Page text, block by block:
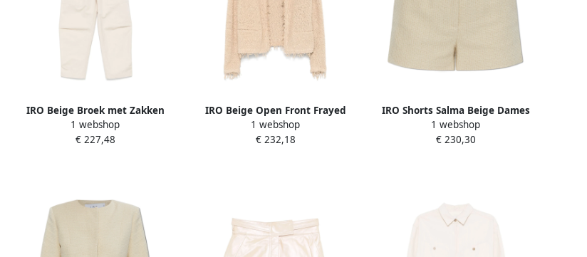
IRO Beige Broek met Zakken
Beige Dames
1 webshop
€ 227,48
IRO Beige Open Front Frayed
Edge Jas Beige Dames
1 webshop
€ 232,18
IRO Shorts Salma Beige Dames
1 webshop
€ 230,30